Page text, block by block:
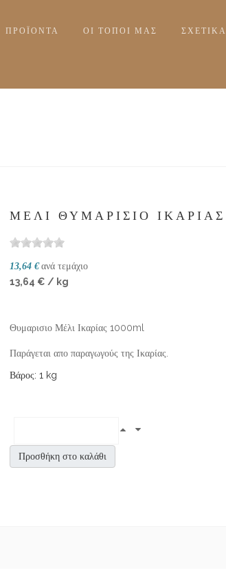
ΠΡΟΪΟΝΤΑ ΟΙ ΤΟΠΟΙ ΜΑΣ ΣΧΕΤΙΚΆ
ΜΈΛΙ ΘΥΜΑΡΙΣΙΟ ΙΚΑΡΊΑΣ
13,64 € ανά τεμάχιο
13,64 € / kg
Θυμαρισιο Μέλι Ικαρίας 1000ml
Παράγεται απο παραγωγούς της Ικαρίας.
Βάρος: 1 kg
Προσθήκη στο καλάθι